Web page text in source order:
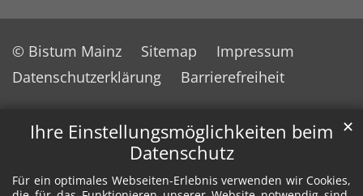
Ihre Einstellungsmöglichkeiten beim
Datenschutz
Für ein optimales Webseiten-Erlebnis verwenden wir Cookies,
✕
© Bistum Mainz Sitemap
Impressum
Datenschutzerklärung
Barrierefreiheit